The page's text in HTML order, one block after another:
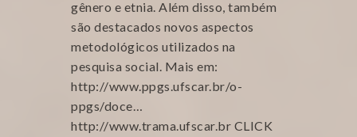
gênero e etnia. Além disso, também
são destacados novos aspectos
metodológicos utilizados na
pesquisa social. Mais em:
http://www.ppgs.ufscar.br/o-
ppgs/doce…
http://www.trama.ufscar.br CLICK